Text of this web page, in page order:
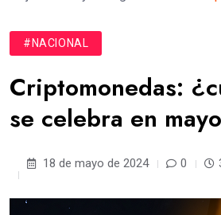
#NACIONAL
Criptomonedas:
se celebra en
18 de mayo de 2024 0